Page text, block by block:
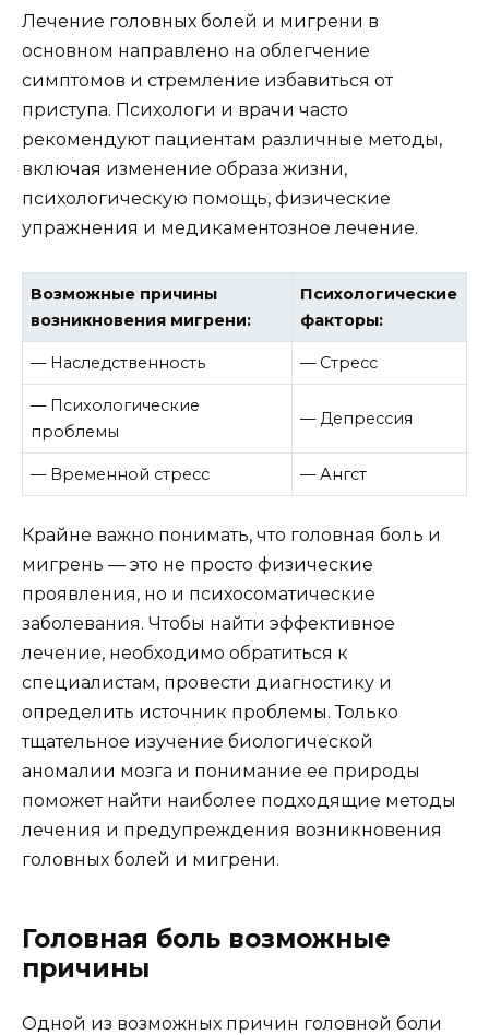
Лечение головных болей и мигрени в
основном направлено на облегчение
симптомов и стремление избавиться от
приступа. Психологи и врачи часто
рекомендуют пациентам различные методы,
включая изменение образа жизни,
психологическую помощь, физические
упражнения и медикаментозное лечение.
Возможные причины
возникновения мигрени:
Психологические
факторы:
— Наследственность — Стресс
— Психологические
проблемы
— Депрессия
— Временной стресс — Ангст
Крайне важно понимать, что головная боль и
мигрень — это не просто физические
проявления, но и психосоматические
заболевания. Чтобы найти эффективное
лечение, необходимо обратиться к
специалистам, провести диагностику и
определить источник проблемы. Только
тщательное изучение биологической
аномалии мозга и понимание ее природы
поможет найти наиболее подходящие методы
лечения и предупреждения возникновения
головных болей и мигрени.
Головная боль возможные
причины
Одной из возможных причин головной боли